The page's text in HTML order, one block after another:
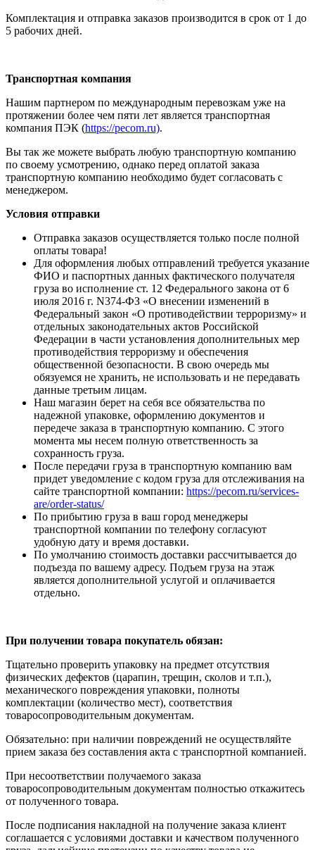
Комплектация и отправка заказов производится в срок от 1 до
5 рабочих дней.
Транспортная компания
Нашим партнером по международным перевозкам уже на
протяжении более чем пяти лет является транспортная
компания ПЭК (https://pecom.ru).
Вы так же можете выбрать любую транспортную компанию
по своему усмотрению, однако перед оплатой заказа
транспортную компанию необходимо будет согласовать с
менеджером.
Условия отправки
Отправка заказов осуществляется только после полной
оплаты товара!
Для оформления любых отправлений требуется указание
ФИО и паспортных данных фактического получателя
груза во исполнение ст. 12 Федерального закона от 6
июля 2016 г. N374-ФЗ «О внесении изменений в
Федеральный закон «О противодействии терроризму» и
отдельных законодательных актов Российской
Федерации в части установления дополнительных мер
противодействия терроризму и обеспечения
общественной безопасности. В свою очередь мы
обязуемся не хранить, не использовать и не передавать
данные третьим лицам.
Наш магазин берет на себя все обязательства по
надежной упаковке, оформлению документов и
передече заказа в транспортную компанию. С этого
момента мы несем полную ответственность за
сохранность груза.
После передачи груза в транспортную компанию вам
придет уведомление с кодом груза для отслеживания на
сайте транспортной компании: https://pecom.ru/services-
are/order-status/
По прибытию груза в ваш город менеджеры
транспортной компании по телефону согласуют
удобную дату и время доставки.
По умолчанию стоимость доставки рассчитывается до
подъезда по вашему адресу. Подъем груза на этаж
является дополнительной услугой и оплачивается
отдельно.
При получении товара покупатель обязан:
Тщательно проверить упаковку на предмет отсутствия
физических дефектов (царапин, трещин, сколов и т.п.),
механического повреждения упаковки, полноты
комплектации (количество мест), соответствия
товаросопроводительным документам.
Обязательно: при наличии повреждений не осуществляйте
прием заказа без составления акта с транспортной компанией.
При несоответствии получаемого заказа
товаросопроводительным документам полностью откажитесь
от полученного товара.
После подписания накладной на получение заказа клиент
соглашается с условиями доставки и качеством полученного